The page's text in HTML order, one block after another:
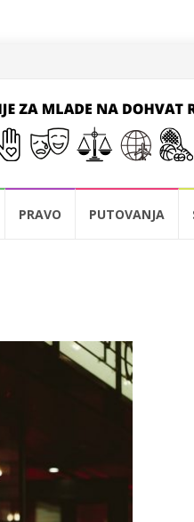
PRAVO PUTOVANJA